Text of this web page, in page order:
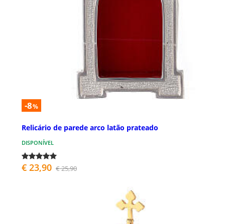
-8%
Relicário de parede arco latão prateado
DISPONÍVEL
€ 23,90 € 25,90